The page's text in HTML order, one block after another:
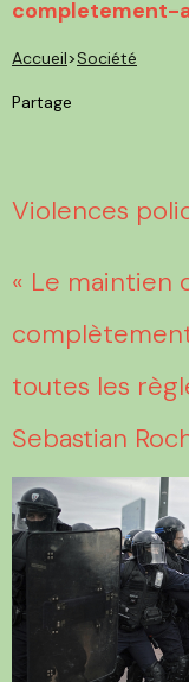
Accueil>Société
Partage
Violences
« Le maintien
toutes les
Sebastian